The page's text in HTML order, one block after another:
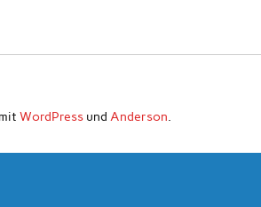
WordPressund Anderson